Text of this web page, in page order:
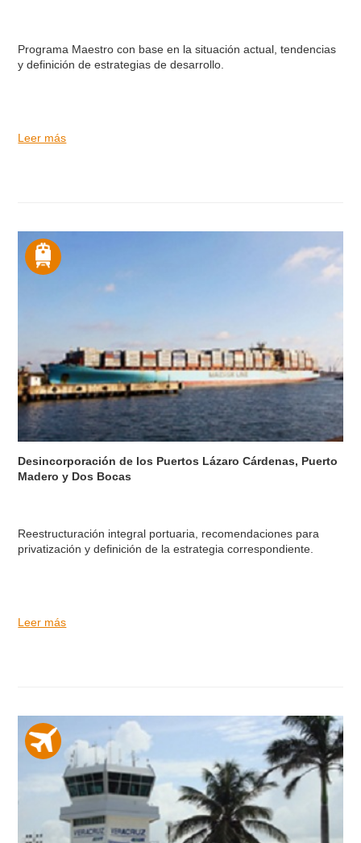
Programa Maestro con base en la situación actual, tendencias
y definición de estrategias de desarrollo.
Leer más
Desincorporación de los Puertos Lázaro Cárdenas, Puerto
Madero y Dos Bocas
Reestructuración integral portuaria, recomendaciones para
privatización y definición de la estrategia correspondiente.
Leer más